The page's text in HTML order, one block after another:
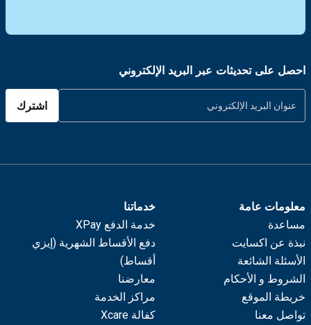
احصل على تحديثات عبر البريد الإلكتروني
اشترك
معلومات عامة
مساعدة
نبذة عن اكسايت
الأسئلة الشائعة
الشروط و الأحكام
خريطة الموقع
تواصل معنا
خدماتنا
خدمة الدفع XPay
دفع الأقساط الشهرية (إيزي
أقساط)
معارضنا
مراكز الخدمة
كفالة Xcare